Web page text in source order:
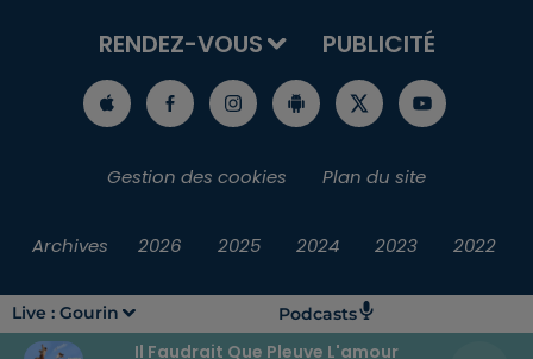
Live : Gourin Podcasts
Il Faudrait Que Pleuve L'amour
RENDEZ-VOUS
PUBLICITÉ
Gestion des cookies Plan du site
Archives 2026 2025 2024 2023 2022